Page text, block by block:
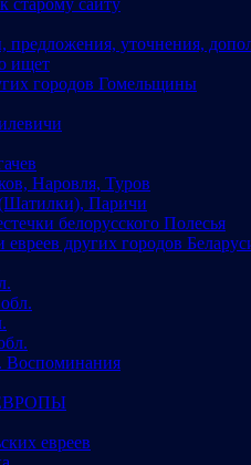
предложения, уточнения,
ищет
городов Гомельщины
Наровля, Туров
Паричи
белорусского Полесья
других городов
Воспоминания
евреев